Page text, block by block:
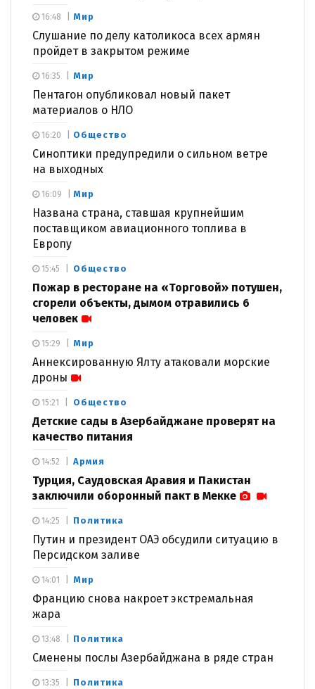
Мир
Слушание по делу католикоса всех армян
пройдет в закрытом режиме
16:48
Мир
Пентагон опубликовал новый пакет
материалов о НЛО
16:35
Общество
Синоптики предупредили о сильном ветре
на выходных
16:20
Мир
Названа страна, ставшая крупнейшим
поставщиком авиационного топлива в
Европу
16:09
Общество
Пожар в ресторане на «Торговой» потушен,
сгорели объекты, дымом отравились 6
человек
15:45
Мир
Аннексированную Ялту атаковали морские
дроны
15:29
Общество
Детские сады в Азербайджане проверят на
качество питания
15:21
Армия
Турция, Саудовская Аравия и Пакистан
заключили оборонный пакт в Мекке
14:52
Политика
Путин и президент ОАЭ обсудили ситуацию в
Персидском заливе
14:25
Мир
Францию снова накроет экстремальная
жара
14:01
Политика
Сменены послы Азербайджана в ряде стран
13:48
Политика
13:35